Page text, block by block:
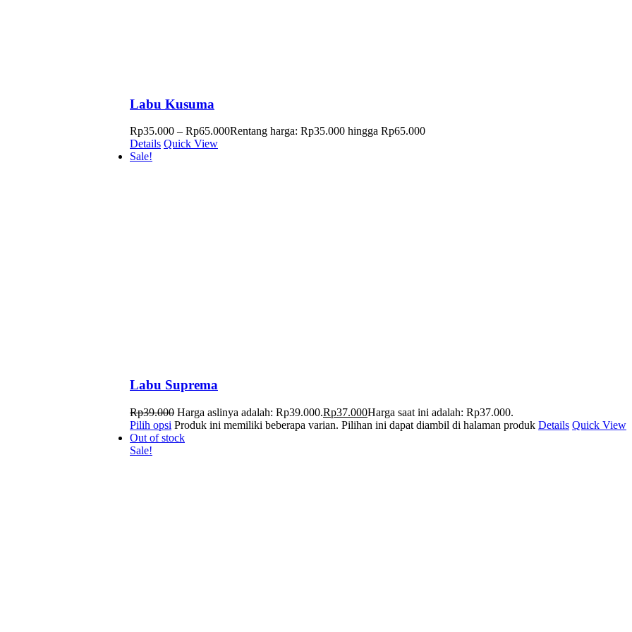
Labu Kusuma
Rp35.000 – Rp65.000Rentang harga: Rp35.000 hingga Rp65.000
Details Quick View
Sale!
Labu Suprema
Rp39.000 Harga aslinya adalah: Rp39.000.Rp37.000Harga saat ini adalah: Rp37.000.
Pilih opsi Produk ini memiliki beberapa varian. Pilihan ini dapat diambil di halaman produk Details Quick View
Out of stock
Sale!